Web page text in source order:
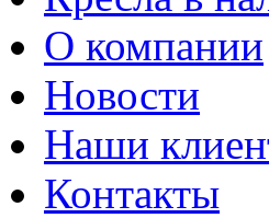
О компании
Новости
Наши
Контакты